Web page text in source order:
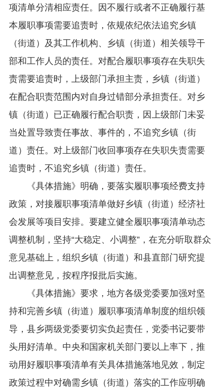
项清单分清相应责任。因不履行或者不正确履行基
本履职事项需要追责时，依规依纪依法追究乡镇
（街道）及其工作机构、乡镇（街道）相关领导干
部和工作人员的责任。对配合履职事项存在失职失
责需要追责时，上级部门承担主责，乡镇（街道）
在配合职责范围内对自身过错部分承担责任。对乡
镇（街道）已正确履行配合职责，因上级部门未妥
当处置导致责任事故、事件的，不追究乡镇（街
道）责任。对上级部门收回事项存在失职失责需要
追责时，不追究乡镇（街道）责任。
《具体措施》明确，要落实履职事项经费支持
政策，对接履职事项清单做好乡镇（街道）经济社
会发展等项目安排。要建立健全履职事项清单动态
调整机制，坚持“大稳定、小调整”，在充分听取群众
意见基础上，组织乡镇（街道）和县直部门研究提
出调整意见，按程序报批后实施。
《具体措施》要求，地方各级党委要加强对坚
持和完善乡镇（街道）履职事项清单制度的组织领
导，县乡两级党委要切实负起责任，党委书记要带
头用好清单。中央和国家机关部门要以上率下，推
动用好履职事项清单有关具体措施落地见效，制定
政策过程中对确需乡镇（街道）落实的工作应明确